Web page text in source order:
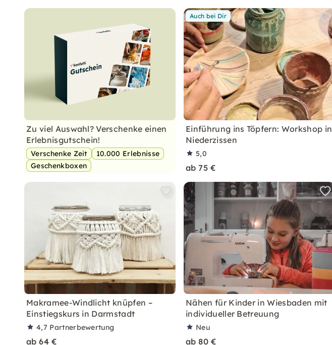
Zu viel Auswahl? Verschenke einen
Erlebnisgutschein!
Verschenke Zeit
10.000 Erlebnisse
Geschenkboxen
Auch bei Dir
Einführung ins Töpfern: Workshop in
Niederzissen
5,0
ab 75 €
Makramee-Windlicht knüpfen –
Einstiegskurs in Darmstadt
4,7 Partnerbewertung
ab 64 €
Nähen für Kinder in Wiesbaden mit
individueller Betreuung
Neu
ab 80 €